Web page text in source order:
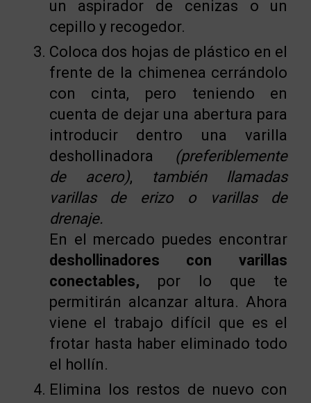
un aspirador de cenizas o un
cepillo y recogedor.
Coloca dos hojas de plástico en el
frente de la chimenea cerrándolo
con cinta, pero teniendo en
cuenta de dejar una abertura para
introducir dentro una varilla
deshollinadora (preferiblemente
de acero),
también llamadas
varillas de erizo o varillas de
drenaje.
En el mercado puedes encontrar
deshollinadores con varillas
conectables, por lo que te
permitirán alcanzar altura. Ahora
viene el trabajo difícil que es el
frotar hasta haber eliminado todo
el hollín.
Elimina los restos de nuevo con